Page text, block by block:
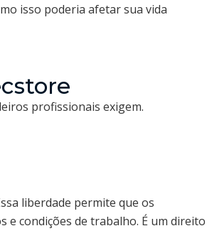
isso poderia afetar sua vida
profissionais exigem.
liberdade permite que os
condições de trabalho. É um direito